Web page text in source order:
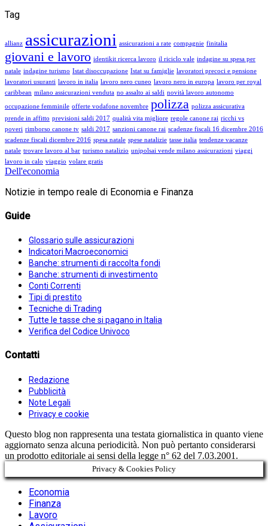
Tag
allianz assicurazioni assicurazioni a rate compagnie finitalia
giovani e lavoro identikit ricerca lavoro il riciclo vale indagine su spesa per
natale indagine turismo Istat disoccupazione Istat su famiglie lavoratori precoci e pensione
lavoratori usuranti lavoro in italia lavoro nero cuneo lavoro nero in europa lavoro per royal
caribbean milano assicurazioni venduta no assalto ai saldi novità lavoro autonomo
occupazione femminile offerte vodafone novembre polizza polizza assicurativa
prende in affitto previsioni saldi 2017 qualità vita migliore regole canone rai ricchi vs
poveri rimborso canone tv saldi 2017 sanzioni canone rai scadenze fiscali 16 dicembre 2016
scadenze fiscali dicembre 2016 spesa natale spese natalizie tasse italia tendenze vacanze
natale trovare lavoro al bar turismo natalizio unipolsai vende milano assicurazioni viaggi
lavoro in calo viaggio volare gratis
Dell'economia
Notizie in tempo reale di Economia e Finanza
Guide
Glossario sulle assicurazioni
Indicatori Macroeconomici
Banche: strumenti di raccolta fondi
Banche: strumenti di investimento
Conti Correnti
Tipi di prestito
Tecniche di Trading
Tutte le tasse che si pagano in Italia
Verifica del Codice Univoco
Contatti
Redazione
Pubblicità
Note Legali
Privacy e cookie
Questo blog non rappresenta una testata giornalistica in quanto viene
aggiornato senza alcuna periodicità. Non può pertanto considerarsi
un prodotto editoriale ai sensi della legge n° 62 del 7.03.2001.
Privacy & Cookies Policy
Economia
Finanza
Lavoro